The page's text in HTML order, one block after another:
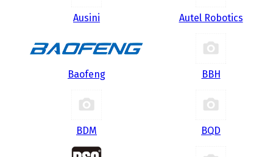
Ausini Autel Robotics
Baofeng BBH
BDM BQD